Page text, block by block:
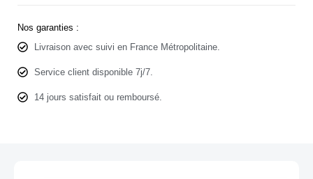
Nos garanties :
Livraison avec suivi en France Métropolitaine.
Service client disponible 7j/7.
14 jours satisfait ou remboursé.